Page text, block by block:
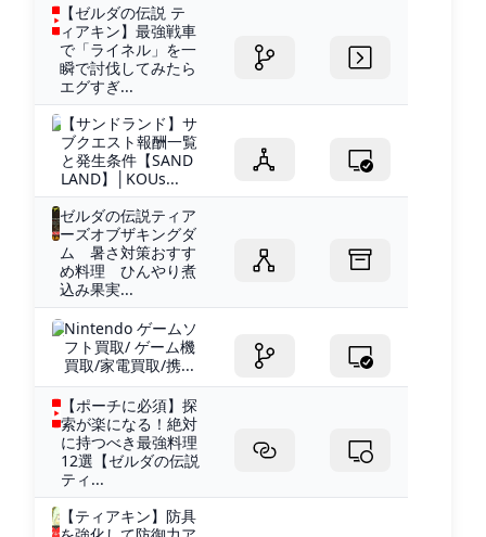
【ゼルダの伝説 テ
ィアキン】最強戦車
で「ライネル」を一
瞬で討伐してみたら
エグすぎ...
【サンドランド】サ
ブクエスト報酬一覧
と発生条件【SAND
LAND】│KOUs...
ゼルダの伝説ティア
ーズオブザキングダ
ム 暑さ対策おすす
め料理 ひんやり煮
込み果実...
Nintendo ゲームソ
フト買取/ ゲーム機
買取/家電買取/携...
【ポーチに必須】探
索が楽になる！絶対
に持つべき最強料理
12選【ゼルダの伝説
ティ...
【ティアキン】防具